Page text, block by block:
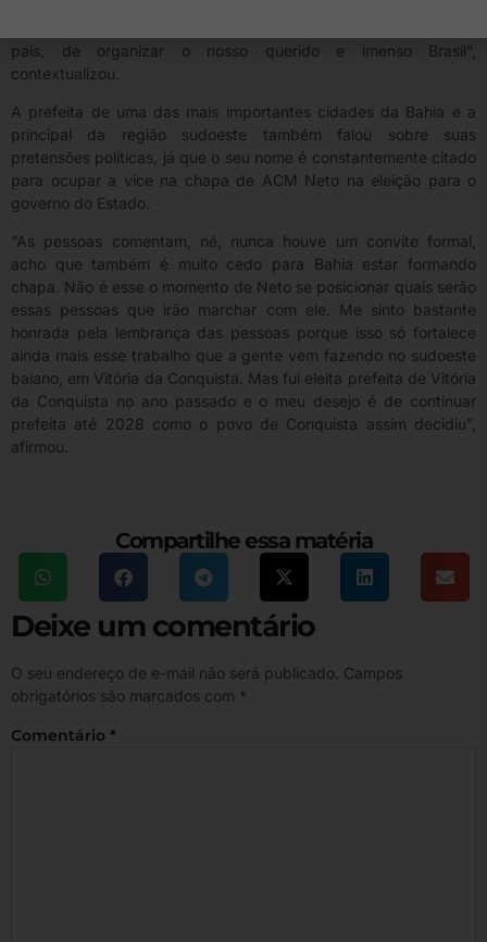
país, de organizar o nosso querido e imenso Brasil”,
contextualizou.
A prefeita de uma das mais importantes cidades da Bahia e a
principal da região sudoeste também falou sobre suas
pretensões políticas, já que o seu nome é constantemente citado
para ocupar a vice na chapa de ACM Neto na eleição para o
governo do Estado.
“As pessoas comentam, né, nunca houve um convite formal,
acho que também é muito cedo para Bahia estar formando
chapa. Não é esse o momento de Neto se posicionar quais serão
essas pessoas que irão marchar com ele. Me sinto bastante
honrada pela lembrança das pessoas porque isso só fortalece
ainda mais esse trabalho que a gente vem fazendo no sudoeste
baiano, em Vitória da Conquista. Mas fui eleita prefeita de Vitória
da Conquista no ano passado e o meu desejo é de continuar
prefeita até 2028 como o povo de Conquista assim decidiu”,
afirmou.
Compartilhe essa matéria
Deixe um comentário
O seu endereço de e-mail não será publicado. Campos
obrigatórios são marcados com *
Comentário *